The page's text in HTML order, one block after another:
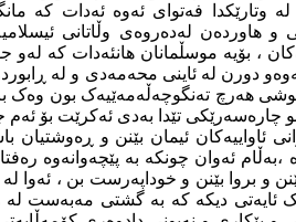
له‌ وتارێکدا فه‌توای ئه‌وه‌ ئه‌دات که‌
و هاورده‌ن له‌ده‌روه‌ی وڵاتانی
، بۆیه‌ موسڵمانان هانئه‌دات که‌ له‌و
دورن له‌ ئاینی محه‌مه‌دی و له‌
هه‌رچ ته‌نگوچه‌ڵه‌مه‌ێیه‌ک بون وه‌ک
چاره‌سه‌رێکی تێدا به‌دی ئه‌کرێت بۆ ئه‌م
ئاواییه‌کان ئیمان بێنن و
،به‌ڵام ئه‌وان چونکه‌ به‌ پێچه‌وانه‌وه‌
و بروا بێنن و خوداپه‌رست بن ، ئه‌وا
ئایه‌تی دیکه‌ که‌ به‌ گشتی مه‌به‌ست له‌